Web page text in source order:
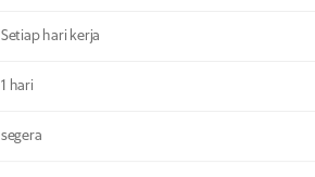
Setiap hari kerja
1 hari
segera